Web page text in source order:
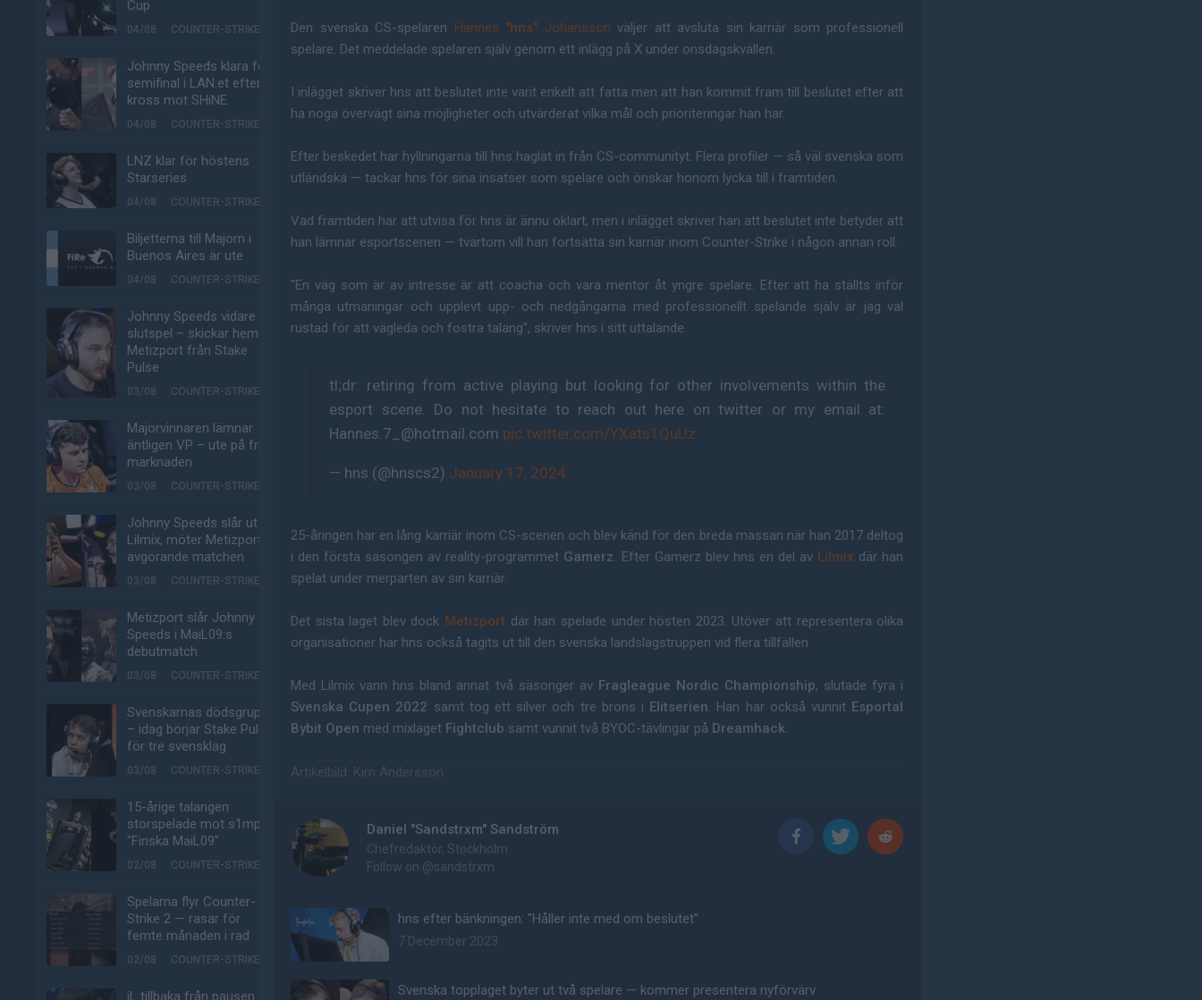
Cup
04/08 COUNTER-STRIKE
Johnny Speeds klara för
semifinal i LAN:et efter
kross mot SHiNE
04/08 COUNTER-STRIKE
LNZ klar för höstens
Starseries
04/08 COUNTER-STRIKE
Biljetterna till Majorn i
Buenos Aires är ute
04/08 COUNTER-STRIKE
Johnny Speeds vidare till
slutspel – skickar hem
Metizport från Stake
Pulse
03/08 COUNTER-STRIKE
Majorvinnaren lämnar
äntligen VP – ute på fria
marknaden
03/08 COUNTER-STRIKE
Johnny Speeds slår ut
Lilmix, möter Metizport i
avgörande matchen
03/08 COUNTER-STRIKE
Metizport slår Johnny
Speeds i MaiL09:s
debutmatch
03/08 COUNTER-STRIKE
Svenskarnas dödsgrupp
– idag börjar Stake Pulse
för tre svensklag
03/08 COUNTER-STRIKE
15-årige talangen
storspelade mot s1mple:
"Finska MaiL09"
02/08 COUNTER-STRIKE
Spelarna flyr Counter-
Strike 2 — rasar för
femte månaden i rad
02/08 COUNTER-STRIKE
jL tillbaka från pausen –
Den svenska CS-spelaren Hannes "hns" Johansson väljer att avsluta sin karriär som professionell
spelare. Det meddelade spelaren själv genom ett inlägg på X under onsdagskvällen.
I inlägget skriver hns att beslutet inte varit enkelt att fatta men att han kommit fram till beslutet efter att
ha noga övervägt sina möjligheter och utvärderat vilka mål och prioriteringar han har.
Efter beskedet har hyllningarna till hns haglat in från CS-communityt. Flera profiler — så väl svenska som
utländska — tackar hns för sina insatser som spelare och önskar honom lycka till i framtiden.
Vad framtiden har att utvisa för hns är ännu oklart, men i inlägget skriver han att beslutet inte betyder att
han lämnar esportscenen — tvärtom vill han fortsätta sin karriär inom Counter-Strike i någon annan roll.
"En väg som är av intresse är att coacha och vara mentor åt yngre spelare. Efter att ha ställts inför
många utmaningar och upplevt upp- och nedgångarna med professionellt spelande själv är jag väl
rustad för att vägleda och fostra talang", skriver hns i sitt uttalande.
tl;dr: retiring from active playing but looking for other involvements within the
esport scene. Do not hesitate to reach out here on twitter or my email at:
Hannes.7_@hotmail.com pic.twitter.com/YXats1QuUz
— hns (@hnscs2) January 17, 2024
25-åringen har en lång karriär inom CS-scenen och blev känd för den breda massan när han 2017 deltog
i den första säsongen av reality-programmet Gamerz. Efter Gamerz blev hns en del av Lilmix där han
spelat under merparten av sin karriär.
Det sista laget blev dock Metizport där han spelade under hösten 2023. Utöver att representera olika
organisationer har hns också tagits ut till den svenska landslagstruppen vid flera tillfällen
Med Lilmix vann hns bland annat två säsonger av Fragleague Nordic Championship, slutade fyra i
Svenska Cupen 2022 samt tog ett silver och tre brons i Elitserien. Han har också vunnit Esportal
Bybit Open med mixlaget Fightclub samt vunnit två BYOC-tävlingar på Dreamhack.
Artikelbild: Kim Andersson
Daniel "Sandstrxm" Sandström
Chefredaktör, Stockholm
Follow on @sandstrxm
hns efter bänkningen: "Håller inte med om beslutet"
7 December 2023
Svenska topplaget byter ut två spelare — kommer presentera nyförvärv